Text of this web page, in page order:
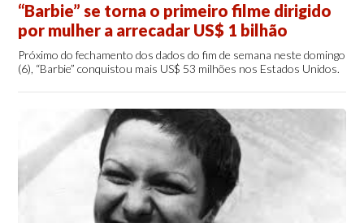
“Barbie” se torna o primeiro filme dirigido
por mulher a arrecadar US$ 1 bilhão
Próximo do fechamento dos dados do fim de semana neste domingo
(6), “Barbie” conquistou mais US$ 53 milhões nos Estados Unidos.